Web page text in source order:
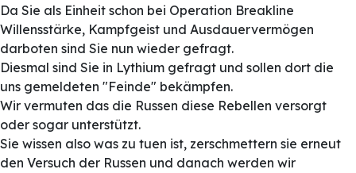
Da Sie als Einheit schon bei Operation Breakline
Willensstärke, Kampfgeist und Ausdauervermögen
darboten sind Sie nun wieder gefragt.
Diesmal sind Sie in Lythium gefragt und sollen dort die
uns gemeldeten "Feinde" bekämpfen.
Wir vermuten das die Russen diese Rebellen versorgt
oder sogar unterstützt.
Sie wissen also was zu tuen ist, zerschmettern sie erneut
den Versuch der Russen und danach werden wir